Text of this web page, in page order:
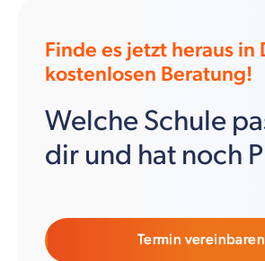
Finde es jetzt heraus in
kostenlosen Beratung!
Welche Schule
dir und hat noch
Termin vereinbaren